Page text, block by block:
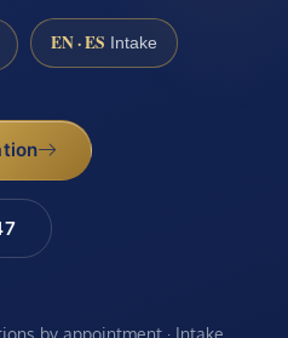
EN · ES Intake
by appointment · Intake